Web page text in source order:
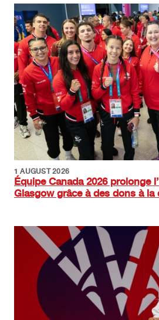
Image
1 AUGUST 2026
Équipe Canada 2026 prolonge
Glasgow grâce à des dons à la
Image